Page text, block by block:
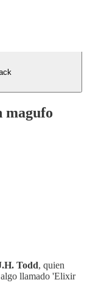
magufo
Todd, quien
llamado 'Elixir